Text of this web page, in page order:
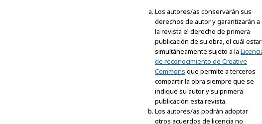
Los autores/as conservarán sus
derechos de autor y garantizarán a
la revista el derecho de primera
publicación de su obra, el cuál
simultáneamente sujeto a la
de reconocimiento de Creative
Commons que permite a terceros
compartir la obra siempre que se
indique su autor y su primera
publicación esta revista.
Los autores/as podrán adoptar
otros acuerdos de licencia no